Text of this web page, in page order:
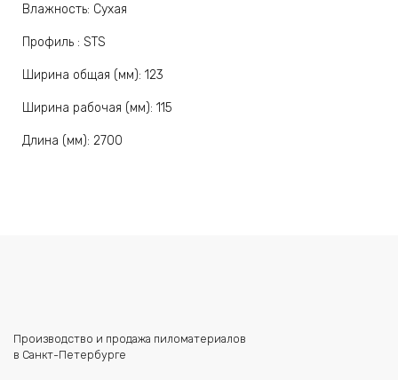
Влажность: Сухая
Профиль : STS
Ширина общая (мм): 123
Ширина рабочая (мм): 115
Длина (мм): 2700
Производство и продажа пиломатериалов
в Санкт-Петербурге